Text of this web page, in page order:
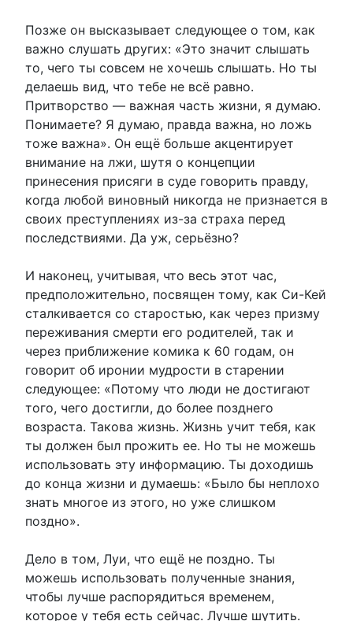
Позже он высказывает следующее о том, как
важно слушать других: «Это значит слышать
то, чего ты совсем не хочешь слышать. Но ты
делаешь вид, что тебе не всё равно.
Притворство — важная часть жизни, я думаю.
Понимаете? Я думаю, правда важна, но ложь
тоже важна». Он ещё больше акцентирует
внимание на лжи, шутя о концепции
принесения присяги в суде говорить правду,
когда любой виновный никогда не признается в
своих преступлениях из-за страха перед
последствиями. Да уж, серьёзно?
И наконец, учитывая, что весь этот час,
предположительно, посвящен тому, как Си-Кей
сталкивается со старостью, как через призму
переживания смерти его родителей, так и
через приближение комика к 60 годам, он
говорит об иронии мудрости в старении
следующее: «Потому что люди не достигают
того, чего достигли, до более позднего
возраста. Такова жизнь. Жизнь учит тебя, как
ты должен был прожить ее. Но ты не можешь
использовать эту информацию. Ты доходишь
до конца жизни и думаешь: «Было бы неплохо
знать многое из этого, но уже слишком
поздно».
Дело в том, Луи, что ещё не поздно. Ты
можешь использовать полученные знания,
чтобы лучше распорядиться временем,
которое у тебя есть сейчас. Лучше шутить.